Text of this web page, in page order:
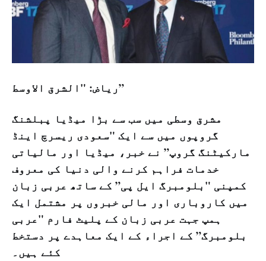
رياض: "الشرق الاوسط”
مشرق وسطی میں سب سے بڑا میڈیا پبلشنگ
گروپوں میں سے ایک "سعودی ریسرچ اینڈ
مارکیٹنگ گروپ” نے خبر، میڈیا اور مالیاتی
خدمات فراہم کرنے والی دنیا کی معروف
کمپنی "بلومبرگ ایل پی” کے ساتھ عربی زبان
میں کاروباری اور مالی خبروں پر مشتمل ایک
ہمپ جہت عربی زبان کے پلیٹ فارم "عربی
بلومبرگ” کے اجراء کے ایک معاہدے پر دستخط
کئے ہیں۔